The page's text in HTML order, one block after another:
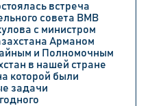
встреча
совета BMB
с министром
Арманом
и Полномочным
в нашей стране
которой были
задачи